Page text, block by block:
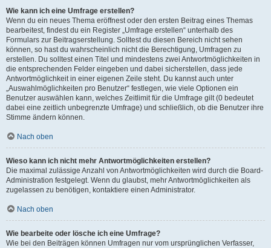
Wie kann ich eine Umfrage erstellen?
Wenn du ein neues Thema eröffnest oder den ersten Beitrag eines Themas
bearbeitest, findest du ein Register „Umfrage erstellen“ unterhalb des
Formulars zur Beitragserstellung. Solltest du diesen Bereich nicht sehen
können, so hast du wahrscheinlich nicht die Berechtigung, Umfragen zu
erstellen. Du solltest einen Titel und mindestens zwei Antwortmöglichkeiten in
die entsprechenden Felder eingeben und dabei sicherstellen, dass jede
Antwortmöglichkeit in einer eigenen Zeile steht. Du kannst auch unter
„Auswahlmöglichkeiten pro Benutzer“ festlegen, wie viele Optionen ein
Benutzer auswählen kann, welches Zeitlimit für die Umfrage gilt (0 bedeutet
dabei eine zeitlich unbegrenzte Umfrage) und schließlich, ob die Benutzer ihre
Stimme ändern können.
Nach oben
Wieso kann ich nicht mehr Antwortmöglichkeiten erstellen?
Die maximal zulässige Anzahl von Antwortmöglichkeiten wird durch die Board-
Administration festgelegt. Wenn du glaubst, mehr Antwortmöglichkeiten als
zugelassen zu benötigen, kontaktiere einen Administrator.
Nach oben
Wie bearbeite oder lösche ich eine Umfrage?
Wie bei den Beiträgen können Umfragen nur vom ursprünglichen Verfasser,